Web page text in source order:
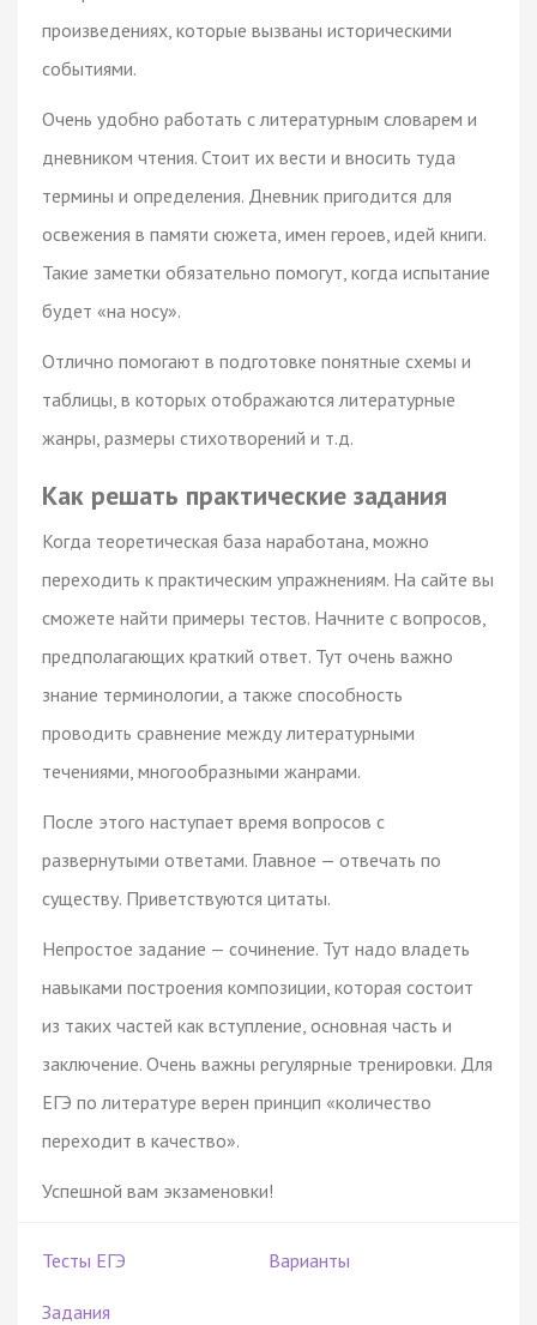
произведениях, которые вызваны историческими
событиями.
Очень удобно работать с литературным словарем и
дневником чтения. Стоит их вести и вносить туда
термины и определения. Дневник пригодится для
освежения в памяти сюжета, имен героев, идей книги.
Такие заметки обязательно помогут, когда испытание
будет «на носу».
Отлично помогают в подготовке понятные схемы и
таблицы, в которых отображаются литературные
жанры, размеры стихотворений и т.д.
Как решать практические задания
Когда теоретическая база наработана, можно
переходить к практическим упражнениям. На сайте вы
сможете найти примеры тестов. Начните с вопросов,
предполагающих краткий ответ. Тут очень важно
знание терминологии, а также способность
проводить сравнение между литературными
течениями, многообразными жанрами.
После этого наступает время вопросов с
развернутыми ответами. Главное — отвечать по
существу. Приветствуются цитаты.
Непростое задание — сочинение. Тут надо владеть
навыками построения композиции, которая состоит
из таких частей как вступление, основная часть и
заключение. Очень важны регулярные тренировки. Для
ЕГЭ по литературе верен принцип «количество
переходит в качество».
Успешной вам экзаменовки!
Тесты ЕГЭ Варианты
Задания